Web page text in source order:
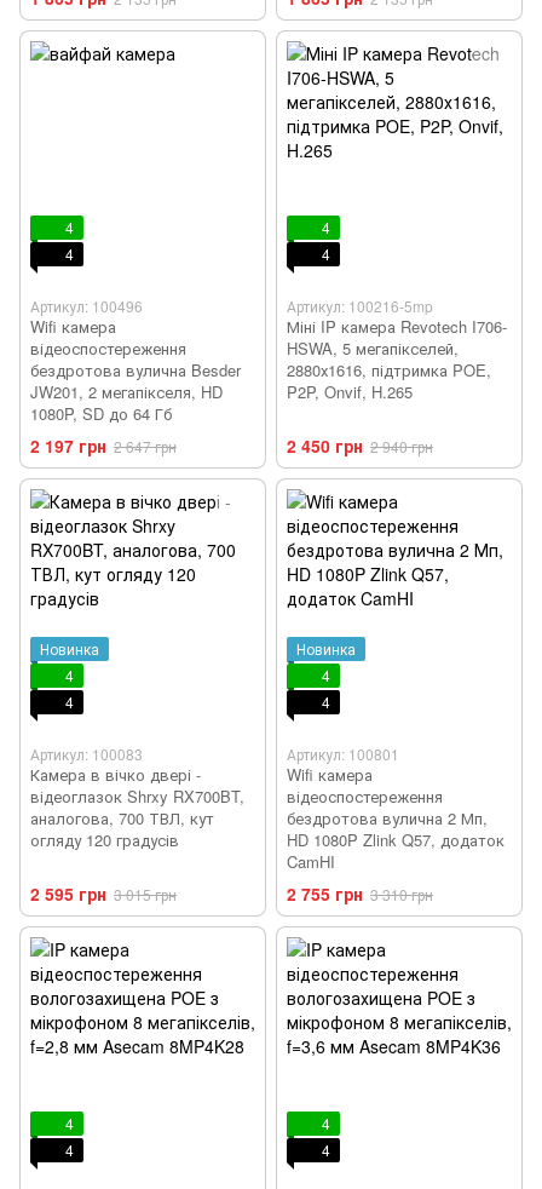
4
4
Артикул: 100496
Wifi камера
відеоспостереження
бездротова вулична Besder
JW201, 2 мегапікселя, HD
1080P, SD до 64 Гб
2 197 грн 2 647 грн
4
4
Артикул: 100216-5mp
Міні IP камера Revotech I706-
HSWA, 5 мегапікселей,
2880х1616, підтримка POE,
P2P, Onvif, H.265
2 450 грн 2 940 грн
Новинка
4
4
Артикул: 100083
Камера в вічко двері -
відеоглазок Shrxy RX700BT,
аналогова, 700 ТВЛ, кут
огляду 120 градусів
2 595 грн 3 015 грн
Новинка
4
4
Артикул: 100801
Wifi камера
відеоспостереження
бездротова вулична 2 Мп,
HD 1080P Zlink Q57, додаток
CamHI
2 755 грн 3 310 грн
4
4
4
4